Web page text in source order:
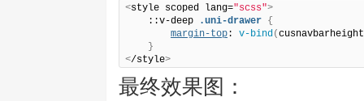
<style scoped lang="scss">
    ::v-deep
.uni-drawer {
margin-top: v-bind(cusnavbarheight
}
</style>
最终效果图：